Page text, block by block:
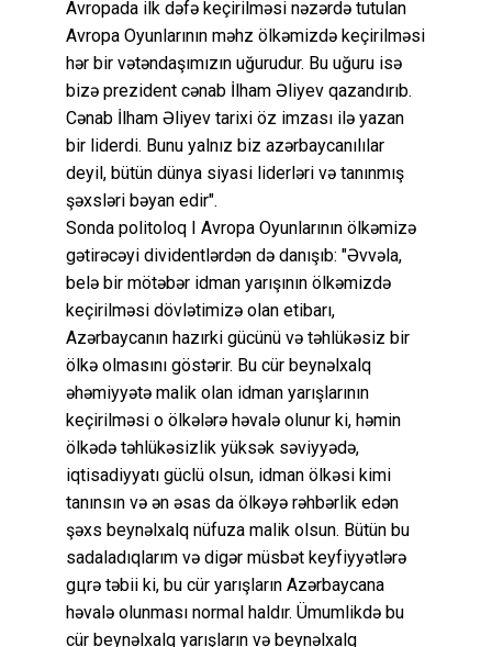
Avropada ilk dəfə keçirilməsi nəzərdə tutulan
Avropa Oyunlarının məhz ölkəmizdə keçirilməsi
hər bir vətəndaşımızın uğurudur. Bu uğuru isə
bizə prezident cənab İlham Əliyev qazandırıb.
Cənab İlham Əliyev tarixi öz imzası ilə yazan
bir liderdi. Bunu yalnız biz azərbaycanılılar
deyil, bütün dünya siyasi liderləri və tanınmış
şəxsləri bəyan edir".
Sonda politoloq I Avropa Oyunlarının ölkəmizə
gətirəcəyi dividentlərdən də danışıb: "Əvvəla,
belə bir mötəbər idman yarışının ölkəmizdə
keçirilməsi dövlətimizə olan etibarı,
Azərbaycanın hazırki gücünü və təhlükəsiz bir
ölkə olmasını göstərir. Bu cür beynəlxalq
əhəmiyyətə malik olan idman yarışlarının
keçirilməsi o ölkələrə həvalə olunur ki, həmin
ölkədə təhlükəsizlik yüksək səviyyədə,
iqtisadiyyatı güclü olsun, idman ölkəsi kimi
tanınsın və ən əsas da ölkəyə rəhbərlik edən
şəxs beynəlxalq nüfuza malik olsun. Bütün bu
sadaladıqlarım və digər müsbət keyfiyyətlərə
gцrə təbii ki, bu cür yarışların Azərbaycana
həvalə olunması normal haldır. Ümumlikdə bu
cür beynəlxalq yarışların və beynəlxalq